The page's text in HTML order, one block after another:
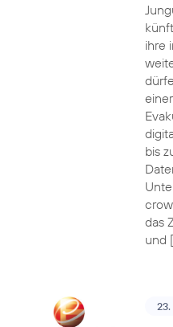
ihre
bis
das
und